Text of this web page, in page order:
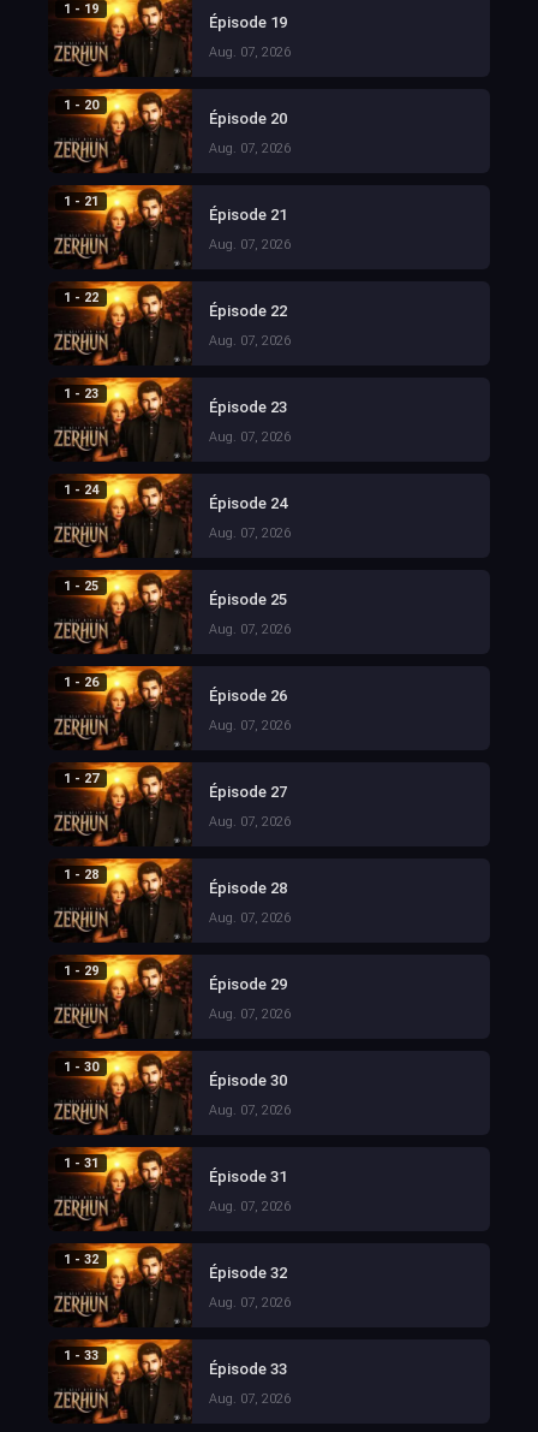
1 - 19
Épisode 19
Aug. 07, 2026
1 - 20
Épisode 20
Aug. 07, 2026
1 - 21
Épisode 21
Aug. 07, 2026
1 - 22
Épisode 22
Aug. 07, 2026
1 - 23
Épisode 23
Aug. 07, 2026
1 - 24
Épisode 24
Aug. 07, 2026
1 - 25
Épisode 25
Aug. 07, 2026
1 - 26
Épisode 26
Aug. 07, 2026
1 - 27
Épisode 27
Aug. 07, 2026
1 - 28
Épisode 28
Aug. 07, 2026
1 - 29
Épisode 29
Aug. 07, 2026
1 - 30
Épisode 30
Aug. 07, 2026
1 - 31
Épisode 31
Aug. 07, 2026
1 - 32
Épisode 32
Aug. 07, 2026
1 - 33
Épisode 33
Aug. 07, 2026